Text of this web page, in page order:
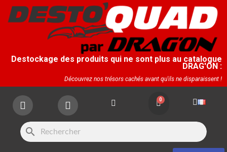
Destockage des produits qui ne sont plus au catalogue
DRAG'ON :
Découvrez nos trésors cachés avant qu'ils ne disparaissent !
search